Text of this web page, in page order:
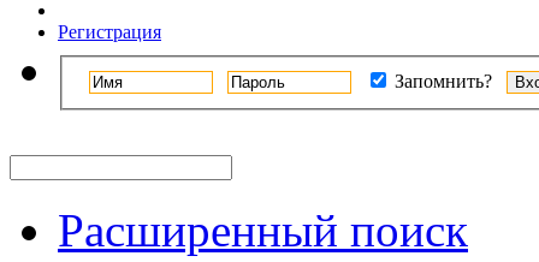
Регистрация
Запомнить?
Расширенный поиск